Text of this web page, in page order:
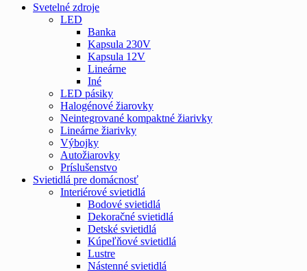
Svetelné zdroje
LED
Banka
Kapsula 230V
Kapsula 12V
Lineárne
Iné
LED pásiky
Halogénové žiarovky
Neintegrované kompaktné žiarivky
Lineárne žiarivky
Výbojky
Autožiarovky
Príslušenstvo
Svietidlá pre domácnosť
Interiérové svietidlá
Bodové svietidlá
Dekoračné svietidlá
Detské svietidlá
Kúpeľňové svietidlá
Lustre
Nástenné svietidlá